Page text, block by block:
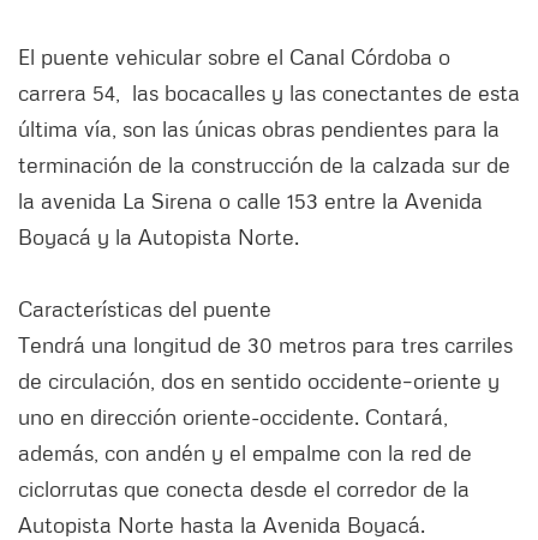
El puente vehicular sobre el Canal Córdoba o
carrera 54, las bocacalles y las conectantes de esta
última vía, son las únicas obras pendientes para la
terminación de la construcción de la calzada sur de
la avenida La Sirena o calle 153 entre la Avenida
Boyacá y la Autopista Norte.
Características del puente
Tendrá una longitud de 30 metros para tres carriles
de circulación, dos en sentido occidente–oriente y
uno en dirección oriente-occidente. Contará,
además, con andén y el empalme con la red de
ciclorrutas que conecta desde el corredor de la
Autopista Norte hasta la Avenida Boyacá.